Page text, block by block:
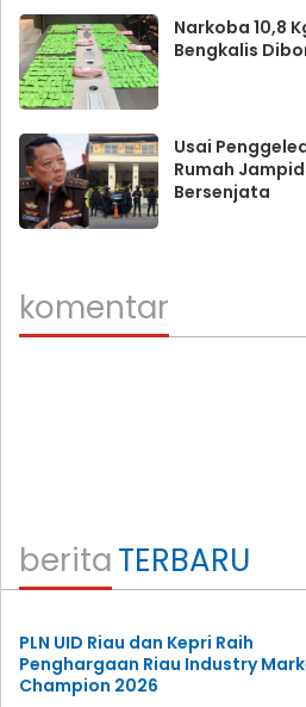
Narkoba 10,8
Bengkalis
Usai
Rumah
Bersenjata
komentar
beritaTERBARU
PLN UID Riau dan Kepri Raih
Penghargaan Riau Industry
Champion 2026